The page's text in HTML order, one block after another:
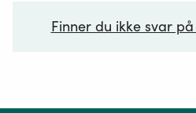
Finner du ikke svar